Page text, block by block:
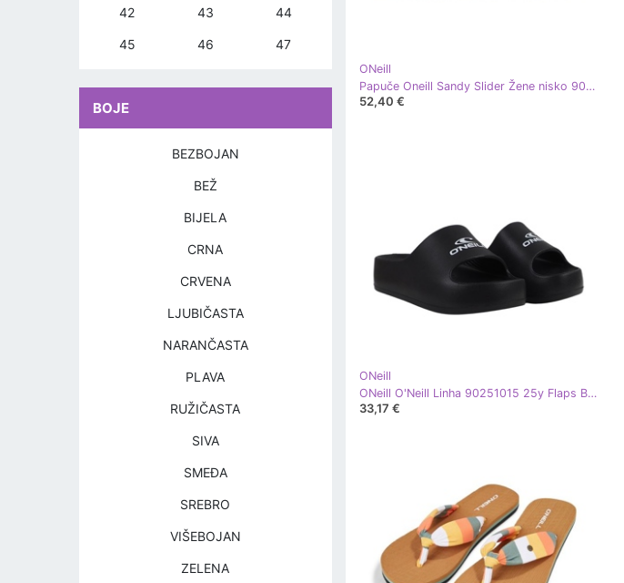
ONeill
Papuče Oneill Sandy Slider Žene nisko 9024101825y crna
52,40 €
ONeill
ONeill O'Neill Linha 90251015 25y Flaps Black crna
33,17 €
42 43 44
45 46 47
BOJE
BEZBOJAN
BEŽ
BIJELA
CRNA
CRVENA
LJUBIČASTA
NARANČASTA
PLAVA
RUŽIČASTA
SIVA
SMEĐA
SREBRO
VIŠEBOJAN
ZELENA